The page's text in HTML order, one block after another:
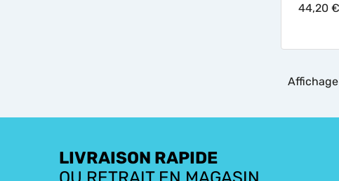
44,20 €
Affichage
LIVRAISON RAPIDE